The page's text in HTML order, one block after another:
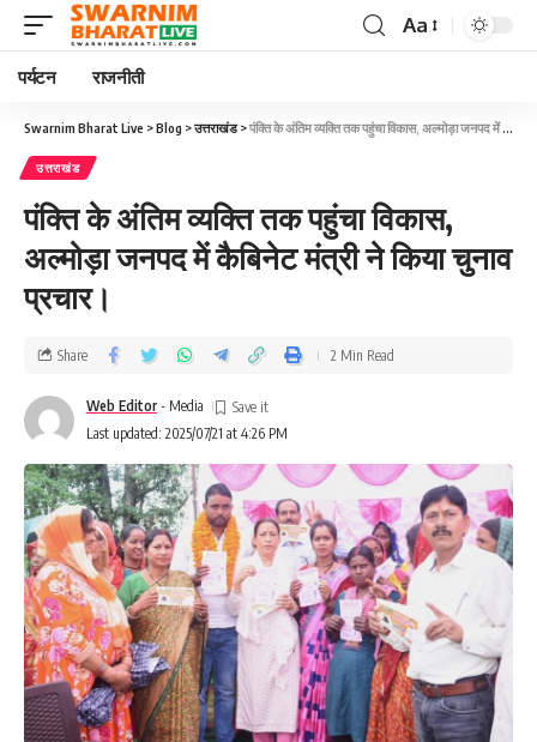
Aa
पर्यटन राजनीती
Swarnim Bharat Live >Blog >उत्तराखंड>पंक्ति के अंतिम व्यक्ति तक पहुंचा विकास, अल्मोड़ा जनपद में कैबिनेट मंत्री ने किया चुनाव प्रचार।
उत्तराखंड
पंक्ति के अंतिम व्यक्ति तक पहुंचा विकास,
अल्मोड़ा जनपद में कैबिनेट मंत्री ने किया चुनाव
प्रचार।
Last updated: 2025/07/21 at 4:26 PM
Web Editor - Media
Share 2 Min Read